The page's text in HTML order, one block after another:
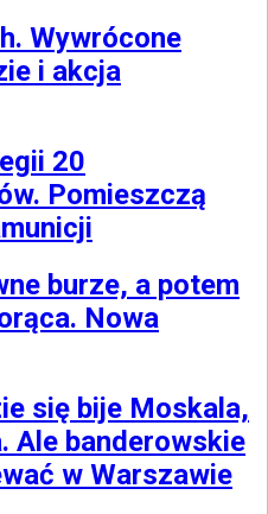
Wywrócone
i akcja
20
Pomieszczą
burze, a potem
Nowa
się bije Moskala,
Ale banderowskie
w Warszawie